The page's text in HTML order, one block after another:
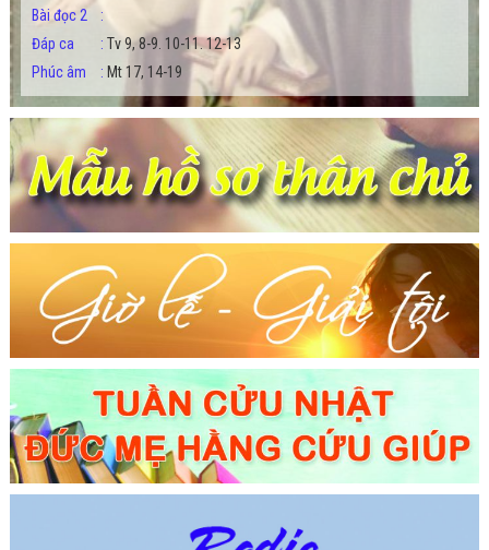
Bài đọc 2
:
Đáp ca
: Tv 9, 8-9. 10-11. 12-13
Phúc âm
: Mt 17, 14-19